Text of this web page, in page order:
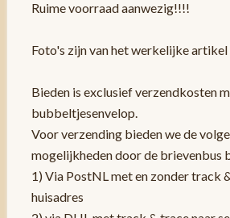
Ruime voorraad aanwezig!!!!
Foto's zijn van het werkelijke
Bieden is exclusief verzendkosten
bubbeltjesenvelop.
Voor verzending bieden we de
mogelijkheden door de brievenbus
1) Via PostNL met en zonder track
huisadres